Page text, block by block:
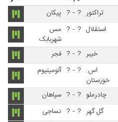
تراکتور ?
-
? پیکان
استقلال ?
-
? مس
شهربابک
خیبر ?
-
? فجر
اس.
خوزستان
?
-
? آلومینیوم
چادرملو ?
-
? سپاهان
گل گهر ?
-
? نساجی